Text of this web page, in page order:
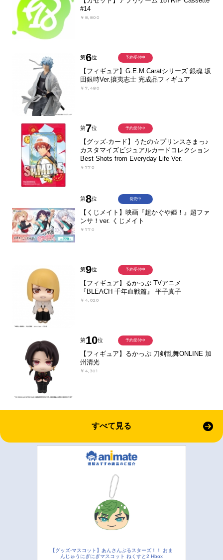
#14
￥8,800
第6位
【フィギュア】G.E.M.Caratシリーズ 銀魂 坂
田銀時Ver.攘夷志士 完成品フィギュア
￥7,480
予約受付中
第7位
【グッズ-カード】うたの☆プリンスさまっ♪
カスタマイズビジュアルカードコレクション
Best Shots from Everyday Life Ver.
￥770
予約受付中
第8位
【くじメイト】映画『超かぐや姫！』超ファ
ンサ！ver. くじメイト
￥770
発売中
第9位
【フィギュア】るかっぷ TVアニメ
『BLEACH 千年血戦篇』 平子真子
￥4,020
予約受付中
第10位
【フィギュア】るかっぷ 刀剣乱舞ONLINE 加
州清光
￥4,301
予約受付中
すべて見る
【グッズ-マスコット】あんさんぶるスターズ！！ おま
んじゅうにぎにぎマスコット ねくすと2 Hbox